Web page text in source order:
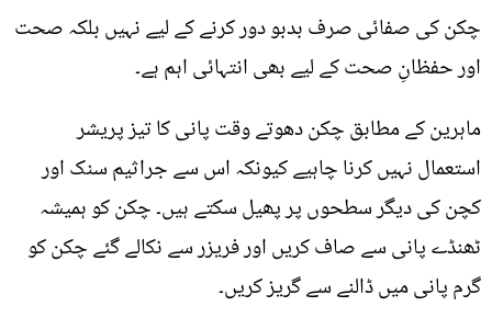
چکن کی صفائی صرف بدبو دور کرنے کے لیے نہیں بلکہ صحت
اور حفظانِ صحت کے لیے بھی انتہائی اہم ہے۔
ماہرین کے مطابق چکن دھوتے وقت پانی کا تیز پریشر
استعمال نہیں کرنا چاہیے کیونکہ اس سے جراثیم سنک اور
کچن کی دیگر سطحوں پر پھیل سکتے ہیں۔ چکن کو ہمیشہ
ٹھنڈے پانی سے صاف کریں اور فریزر سے نکالے گئے چکن کو
گرم پانی میں ڈالنے سے گریز کریں۔